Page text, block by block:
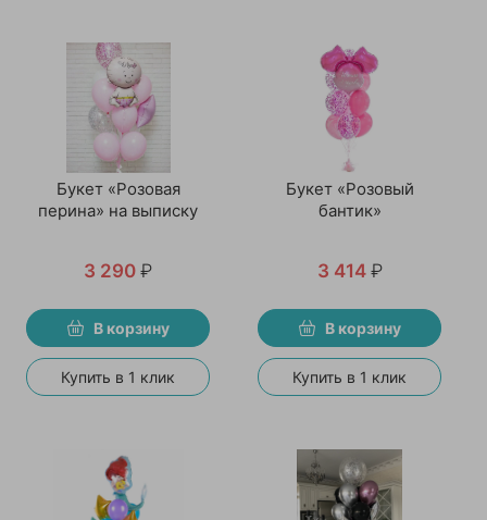
Букет «Розовая
перина» на выписку
3 290 ₽
В корзину
Купить в 1 клик
Букет «Розовый
бантик»
3 414 ₽
В корзину
Купить в 1 клик